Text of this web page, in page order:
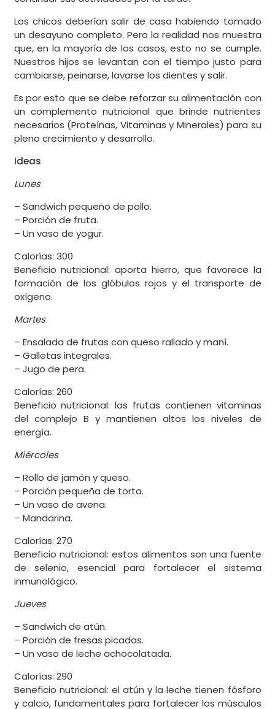
Los chicos deberían salir de casa habiendo tomado
un desayuno completo. Pero la realidad nos muestra
que, en la mayoría de los casos, esto no se cumple.
Nuestros hijos se levantan con el tiempo justo para
cambiarse, peinarse, lavarse los dientes y salir.
Es por esto que se debe reforzar su alimentación con
un complemento nutricional que brinde nutrientes
necesarios (Proteínas, Vitaminas y Minerales) para su
pleno crecimiento y desarrollo.
Ideas
Lunes
– Sandwich pequeño de pollo.
– Porción de fruta.
– Un vaso de yogur.
Calorías: 300
Beneficio nutricional: aporta hierro, que favorece la
formación de los glóbulos rojos y el transporte de
oxígeno.
Martes
– Ensalada de frutas con queso rallado y maní.
– Galletas integrales.
– Jugo de pera.
Calorías: 260
Beneficio nutricional: las frutas contienen vitaminas
del complejo B y mantienen altos los niveles de
energía.
Miércoles
– Rollo de jamón y queso.
– Porción pequeña de torta.
– Un vaso de avena.
– Mandarina.
Calorías: 270
Beneficio nutricional: estos alimentos son una fuente
de selenio, esencial para fortalecer el sistema
inmunológico.
Jueves
– Sandwich de atún.
– Porción de fresas picadas.
– Un vaso de leche achocolatada.
Calorías: 290
Beneficio nutricional: el atún y la leche tienen fósforo
y calcio, fundamentales para fortalecer los músculos